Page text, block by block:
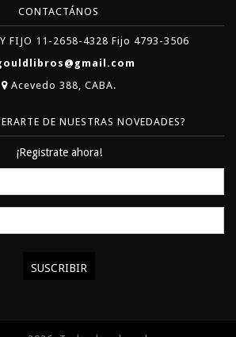
CONTACTÁNOS
Y FIJO 11-2658-4328 Fijo 4793-3506
Acevedo 388, CABA.
DE NUESTRAS NOVEDADES?
¡Registrate ahora!